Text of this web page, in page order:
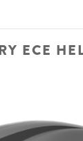
ECE